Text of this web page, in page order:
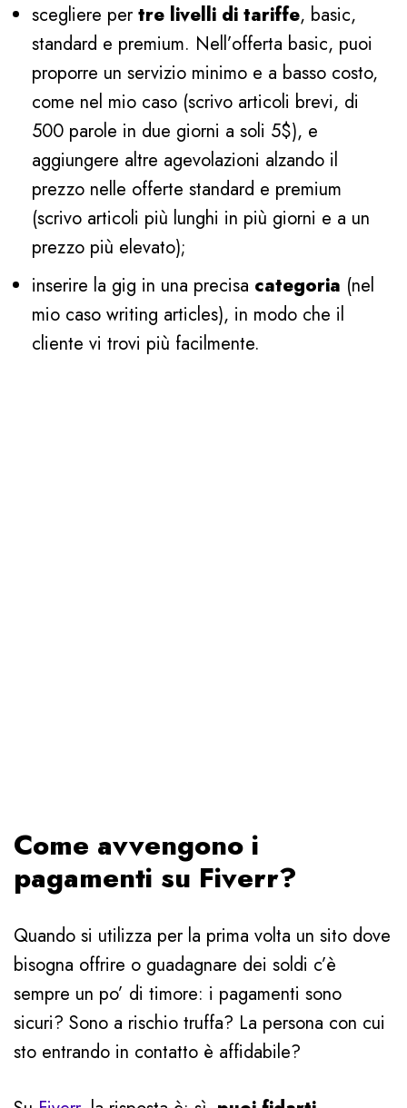
scegliere pertre livelli di tariffe, basic,
standard e premium. Nell’offerta basic, puoi
proporre un servizio minimo e a basso costo,
come nel mio caso (scrivo articoli brevi, di
500 parole in due giorni a soli 5$), e
aggiungere altre agevolazioni alzando il
prezzo nelle offerte standard e premium
(scrivo articoli più lunghi in più giorni e a un
prezzo più elevato);
inserire la gig in una precisa categoria (nel
mio caso writing articles), in modo che il
cliente vi trovi più facilmente.
Come avvengono i
pagamenti su Fiverr?
Quando si utilizza per la prima volta un sito dove
bisogna offrire o guadagnare dei soldi c’è
sempre un po’ di timore: i pagamenti sono
sicuri? Sono a rischio truffa? La persona con cui
sto entrando in contatto è affidabile?